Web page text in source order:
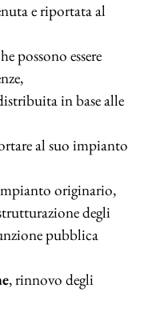
e riportata al
possono essere
in base alle
al suo impianto
originario,
degli
pubblica
, rinnovo degli